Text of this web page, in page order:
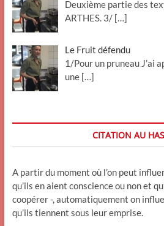
Deuxième partie des
ARTHES. 3/ […]
Le Fruit défendu
1/Pour un pruneau J’ai
une […]
CITATION AU
A partir du moment où l’on peut
qu’ils en aient conscience ou non et
coopérer -, automatiquement on
qu’ils tiennent sous leur emprise.